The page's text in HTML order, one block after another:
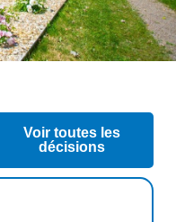
Voir toutes les
décisions